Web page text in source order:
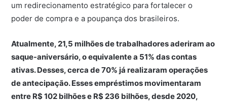
um redirecionamento estratégico para fortalecer o
poder de compra e a poupança dos brasileiros.
Atualmente, 21,5 milhões de trabalhadores aderiram ao
saque-aniversário, o equivalente a 51% das contas
ativas. Desses, cerca de 70% já realizaram operações
de antecipação. Esses empréstimos movimentaram
entre R$ 102 bilhões e R$ 236 bilhões, desde 2020,